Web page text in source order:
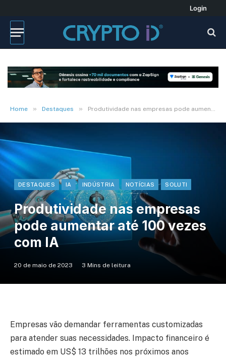
Login
Home » Destaques » Produtividade nas empresas pode aumentar até 100 vezes com IA
DESTAQUES IA INDÚSTRIA NOTÍCIAS SOLUTI
Produtividade nas empresas
pode aumentar até 100 vezes
com IA
20 de maio de 2023 3 Mins de leitura
Empresas vão demandar ferramentas customizadas
para atender suas necessidades. Impacto financeiro é
estimado em US$ 13 trilhões nos próximos anos